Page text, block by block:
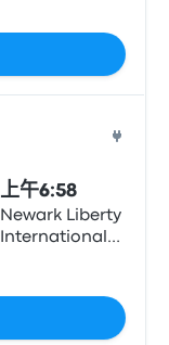
(arrivals, Zone
上午6:58
Newark Liberty
International
(arrivals, Zone